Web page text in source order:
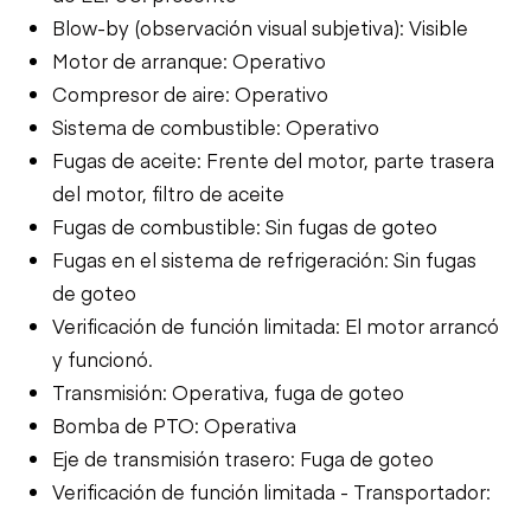
Blow-by (observación visual subjetiva): Visible
Motor de arranque: Operativo
Compresor de aire: Operativo
Sistema de combustible: Operativo
Fugas de aceite: Frente del motor, parte trasera
del motor, filtro de aceite
Fugas de combustible: Sin fugas de goteo
Fugas en el sistema de refrigeración: Sin fugas
de goteo
Verificación de función limitada: El motor arrancó
y funcionó.
Transmisión: Operativa, fuga de goteo
Bomba de PTO: Operativa
Eje de transmisión trasero: Fuga de goteo
Verificación de función limitada - Transportador: